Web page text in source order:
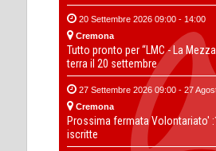
20 Settembre 2026 09:00 - 14:00
Cremona
Tutto pronto per “LMC - La
terra il 20 settembre
27 Settembre 2026 09:00 - 27
Cremona
Prossima fermata Volontariato'
iscritte